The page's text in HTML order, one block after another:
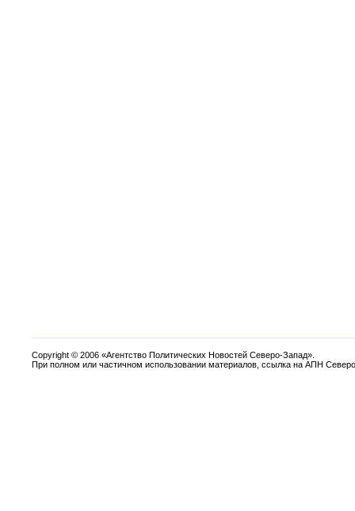
Copyright © 2006 «Агентство Политических Новостей Северо-Запад».
При полном или частичном использовании материалов, ссылка на АПН